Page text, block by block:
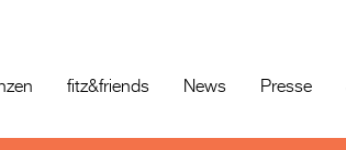
fitz&friends News Presse